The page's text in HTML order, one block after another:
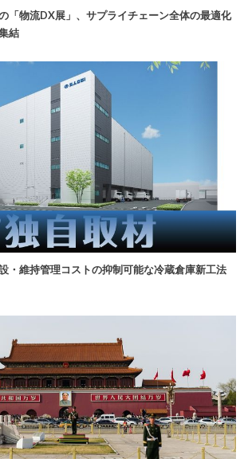
「物流DX展」、サプライチェーン全体の最適化
結
・維持管理コストの抑制可能な冷蔵倉庫新工法